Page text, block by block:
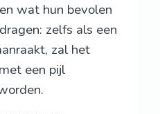
wat hun bevolen
zelfs als een
zal het
een pijl